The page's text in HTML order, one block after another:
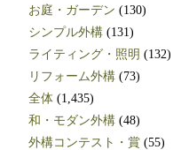
お庭・ガーデン (130)
シンプル外構 (131)
ライティング・照明 (132)
リフォーム外構 (73)
全体 (1,435)
和・モダン外構 (48)
外構コンテスト・賞 (55)